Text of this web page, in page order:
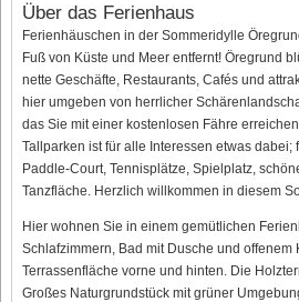
Über das Ferienhaus
Ferienhäuschen in der Sommeridylle
Fuß von Küste und Meer entfernt! Öregrund
nette Geschäfte, Restaurants, Cafés und
hier umgeben von herrlicher
das Sie mit einer kostenlosen Fähre
Tallparken ist für alle Interessen etwas dabei;
Paddle-Court, Tennisplätze, Spielplatz,
Tanzfläche. Herzlich willkommen in diesem
Hier wohnen Sie in einem gemütlichen
Schlafzimmern, Bad mit Dusche und offenem
Terrassenfläche vorne und hinten. Die
Großes Naturgrundstück mit grüner